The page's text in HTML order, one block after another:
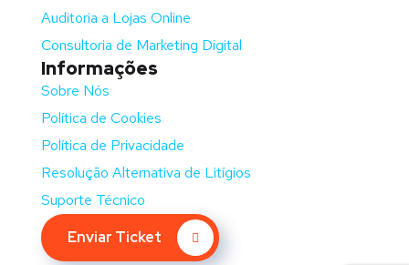
Auditoria a Lojas Online
Consultoria de Marketing Digital
Informações
Sobre Nós
Política de Cookies
Política de Privacidade
Resolução Alternativa de Litígios
Suporte Técnico
Enviar Ticket